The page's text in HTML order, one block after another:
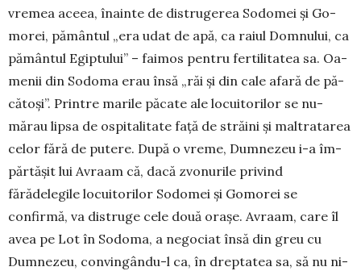
vremea aceea, îna­inte de dis­trugerea So­do­mei și Go­
mo­rei, pă­mântul „era udat de apă, ca ra­iul Dom­nu­lui, ca
pământul Egip­tului” – faimos pen­tru fertilitatea sa. Oa­
menii din So­do­ma erau însă „răi şi din cale afară de pă­
că­toşi”. Printre ma­rile păcate ale locui­torilor se nu­
mărau lip­sa de ospitalitate față de stră­ini și maltratarea
celor fără de putere. După o vreme, Dumnezeu i-a îm­
păr­tășit lui Avraam că, dacă zvo­nurile privind
fărădelegile locui­to­rilor Sodo­mei și Gomorei se
confirmă, va dis­tru­ge cele două orașe. Avraam, care îl
avea pe Lot în Sodoma, a negociat însă din greu cu
Dumnezeu, convin­gân­du-l ca, în drep­ta­tea sa, să nu ni­